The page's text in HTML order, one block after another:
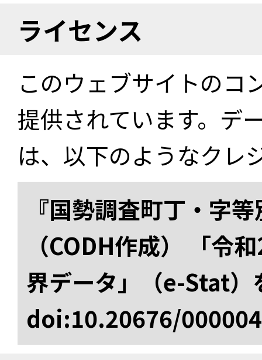
ライセンス
このウェブサイトのコ
提供されています。デ
は、以下のようなクレ
『国勢調査町丁・字
（CODH作成） 「令
界データ」（e-Stat）
doi:10.20676/